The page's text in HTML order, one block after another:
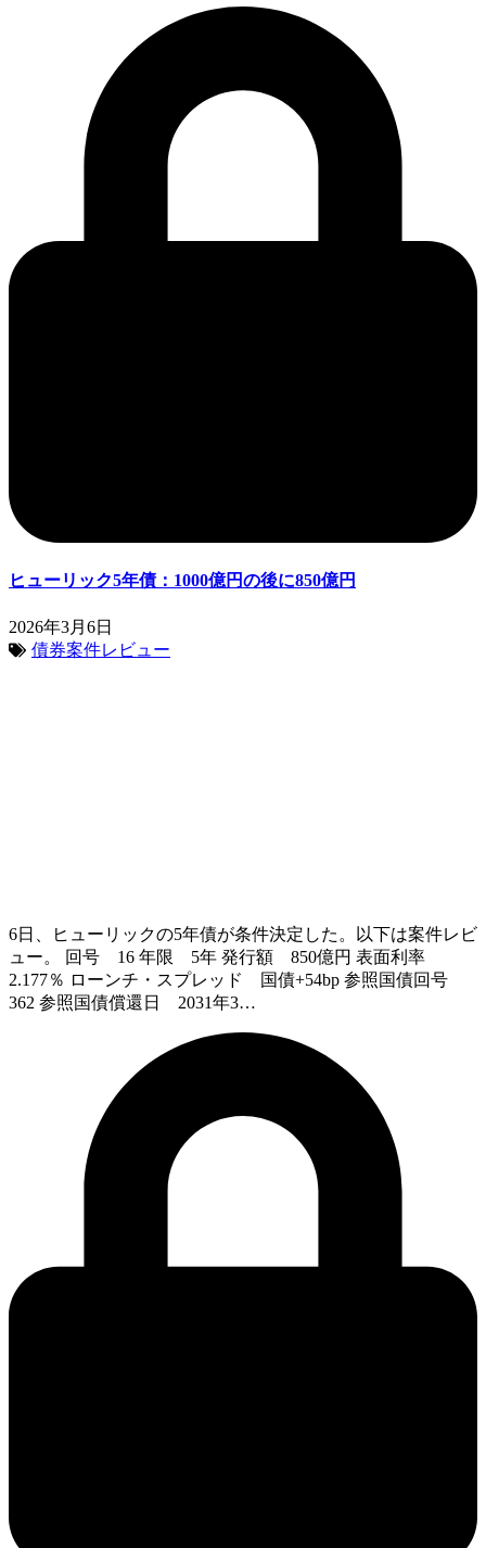
ヒューリック5年債：1000億円の後に850億円
2026年3月6日
債券案件レビュー
6日、ヒューリックの5年債が条件決定した。以下は案件レビ
ュー。 回号 16 年限 5年 発行額 850億円 表面利率
2.177％ ローンチ・スプレッド 国債+54bp 参照国債回号
362 参照国債償還日 2031年3…